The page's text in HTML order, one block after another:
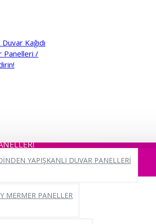
YAPIŞKANLI DUVAR PANELLERİ
MERMER PANELLER